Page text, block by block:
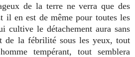
de la terre ne verra que des
il en est de même pour toutes les
cultive le détachement aura sans
de la fébrilité sous les yeux, tout
tempérant, tout semblera